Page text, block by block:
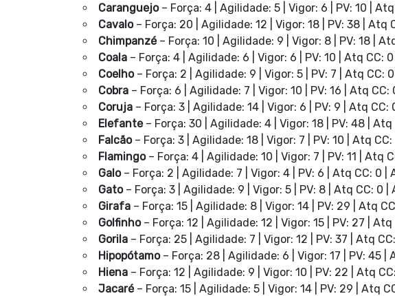
Caranguejo– Força: 4 | Agilidade: 5 | Vigor: 6 | PV: 10 |
Cavalo– Força: 20 | Agilidade: 12 | Vigor: 18 | PV: 38 | Atq
Chimpanzé– Força: 10 | Agilidade: 9 | Vigor: 8 | PV: 18 |
Coala – Força: 4 | Agilidade: 6 | Vigor: 6 | PV: 10 | Atq CC:
Coelho– Força: 2 | Agilidade: 9 | Vigor: 5 | PV: 7 | Atq CC:
Cobra – Força: 6 | Agilidade: 7 | Vigor: 10 | PV: 16 | Atq
Coruja – Força: 3 | Agilidade: 14 | Vigor: 6 | PV: 9 | Atq
Elefante– Força: 30 | Agilidade: 4 | Vigor: 18 | PV: 48 |
Falcão– Força: 3 | Agilidade: 18 | Vigor: 7 | PV: 10 | Atq
Flamingo– Força: 4 | Agilidade: 10 | Vigor: 7 | PV: 11 | Atq
Galo– Força: 2 | Agilidade: 7 | Vigor: 4 | PV: 6 | Atq CC: 0
Gato– Força: 3 | Agilidade: 9 | Vigor: 5 | PV: 8 | Atq CC: 0
Girafa – Força: 15 | Agilidade: 8 | Vigor: 14 | PV: 29 | Atq
Golfinho– Força: 12 | Agilidade: 12 | Vigor: 15 | PV: 27 |
Gorila – Força: 25 | Agilidade: 7 | Vigor: 12 | PV: 37 | Atq
Hipopótamo– Força: 28 | Agilidade: 6 | Vigor: 17 | PV: 45
Hiena – Força: 12 | Agilidade: 9 | Vigor: 10 | PV: 22 | Atq
Jacaré– Força: 15 | Agilidade: 5 | Vigor: 14 | PV: 29 | Atq